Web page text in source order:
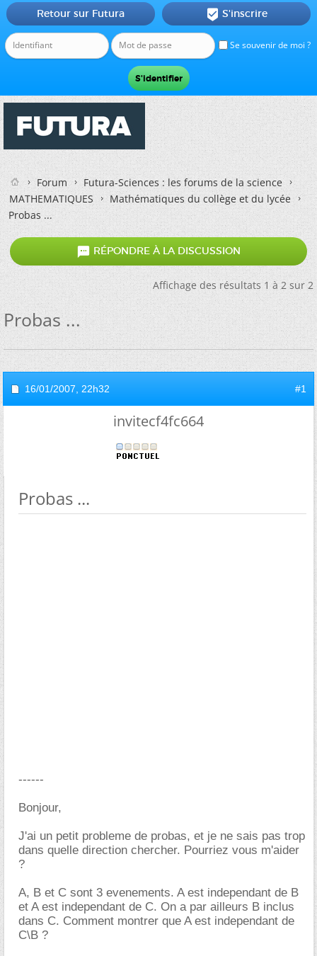
Se souvenir de moi ?
Retour sur Futura  S'inscrire
Forum
Futura-Sciences : les forums de la science
MATHEMATIQUES
Mathématiques du collège et du lycée
Probas ...
 RÉPONDRE À LA DISCUSSION
Affichage des résultats 1 à 2 sur 2
Probas ...
16/01/2007, 22h32 #1
invitecf4fc664
Probas ...
------
Bonjour,
J'ai un petit probleme de probas, et je ne sais pas trop
dans quelle direction chercher. Pourriez vous m'aider
?
A, B et C sont 3 evenements. A est independant de B
et A est independant de C. On a par ailleurs B inclus
dans C. Comment montrer que A est independant de
C\B ?